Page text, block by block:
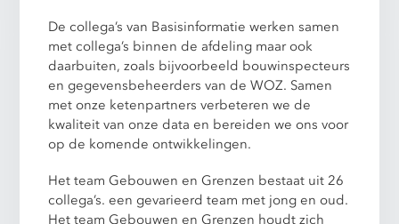
De collega’s van Basisinformatie werken samen
met collega’s binnen de afdeling maar ook
daarbuiten, zoals bijvoorbeeld bouwinspecteurs
en gegevensbeheerders van de WOZ. Samen
met onze ketenpartners verbeteren we de
kwaliteit van onze data en bereiden we ons voor
op de komende ontwikkelingen.
Het team Gebouwen en Grenzen bestaat uit 26
collega’s. een gevarieerd team met jong en oud.
Het team Gebouwen en Grenzen houdt zich